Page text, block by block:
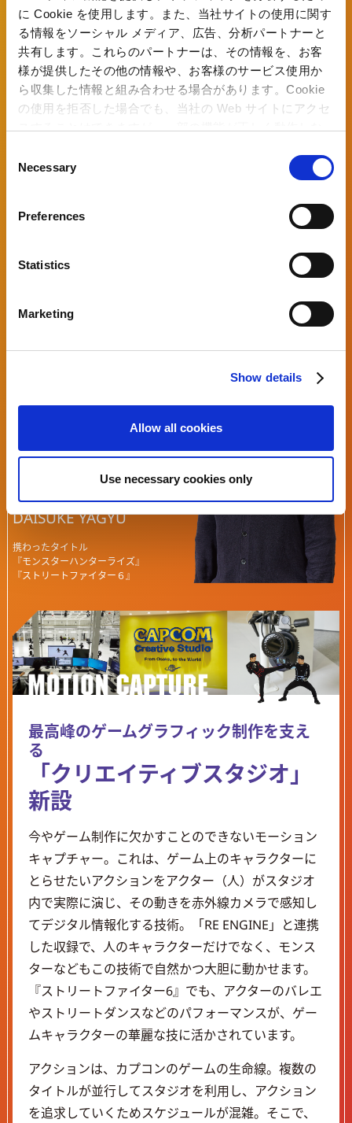
に Cookie を使用します。また、当社サイトの使用に関す
る情報をソーシャル メディア、広告、分析パートナーと
共有します。これらのパートナーは、その情報を、お客
様が提供したその他の情報や、お客様のサービス使用か
ら収集した情報と組み合わせる場合があります。Cookie
の使用を拒否した場合でも、当社の Web サイトにアクセ
Necessary
Preferences
Statistics
Marketing
Show details
Allow all cookies
Use necessary cookies only
ン。タイトル開発チームを技術でサポートしていきます。
今回担当した『ストリートファイター6』は、「RE
ENGINE」で開発する初めての格闘ゲーム。開発に最適な
機能がなかったため、格闘ゲームのキャラクターのデータ
ト、サウンドなど別々のセクションがキャラクターを同時
キャラクターのデータを見比べながら実装できるようにし
たが、ベテランの先輩方に支えられながら、今後のアップ
デートにも耐えうる、拡張性の高いツールをつくり出すこ
とができました。このツールで調整された魅力的なキャラ
クターをぜひ楽しんでほしいと思います。
プログラマー
柳生 大輔
DAISUKE YAGYU
携わったタイトル
『モンスターハンターライズ』
『ストリートファイター６』
最高峰のゲームグラフィック制作を支え
る
「クリエイティブスタジオ」
新設
今やゲーム制作に欠かすことのできないモーション
キャプチャー。これは、ゲーム上のキャラクターに
とらせたいアクションをアクター（人）がスタジオ
内で実際に演じ、その動きを赤外線カメラで感知し
てデジタル情報化する技術。「RE ENGINE」と連携
した収録で、人のキャラクターだけでなく、モンス
ターなどもこの技術で自然かつ大胆に動かせます。
『ストリートファイター6』でも、アクターのバレエ
やストリートダンスなどのパフォーマンスが、ゲー
ムキャラクターの華麗な技に活かされています。
アクションは、カプコンのゲームの生命線。複数の
タイトルが並行してスタジオを利用し、アクション
を追求していくためスケジュールが混雑。そこで、